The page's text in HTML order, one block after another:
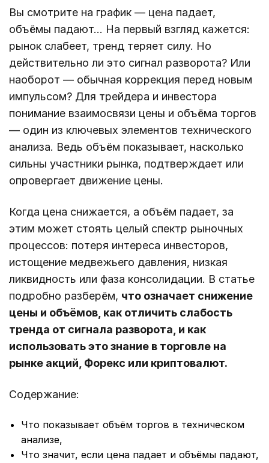
Вы смотрите на график — цена падает,
объёмы падают… На первый взгляд кажется:
рынок слабеет, тренд теряет силу. Но
действительно ли это сигнал разворота? Или
наоборот — обычная коррекция перед новым
импульсом? Для трейдера и инвестора
понимание взаимосвязи цены и объёма торгов
— один из ключевых элементов технического
анализа. Ведь объём показывает, насколько
сильны участники рынка, подтверждает или
опровергает движение цены.
Когда цена снижается, а объём падает, за
этим может стоять целый спектр рыночных
процессов: потеря интереса инвесторов,
истощение медвежьего давления, низкая
ликвидность или фаза консолидации. В статье
подробно разберём, что означает снижение
цены и объёмов, как отличить слабость
тренда от сигнала разворота, и как
использовать это знание в торговле на
рынке акций, Форекс или криптовалют.
Содержание:
Что показывает объём торгов в техническом
анализе,
Что значит, если цена падает и объёмы падают,